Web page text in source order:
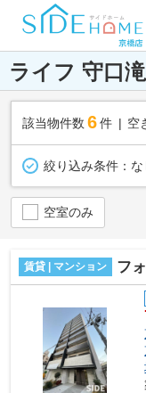
ライフ 守口
該当物件数 6件 空
絞り込み条件： な
空室のみ
賃貸 | マンション フ